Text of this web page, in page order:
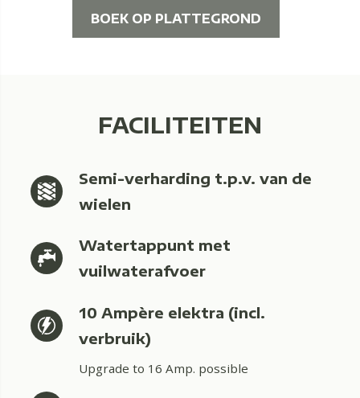
BOEK OP PLATTEGROND
FACILITEITEN
Semi-verharding t.p.v. van de
wielen
Watertappunt met
vuilwaterafvoer
10 Ampère elektra (incl.
verbruik)
Upgrade to 16 Amp. possible